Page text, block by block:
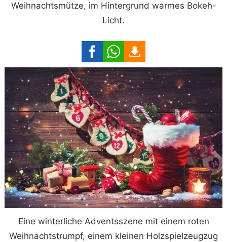
Weihnachtsmütze, im Hintergrund warmes Bokeh-
Licht.
Eine winterliche Adventsszene mit einem roten
Weihnachtstrumpf, einem kleinen Holzspielzeugzug